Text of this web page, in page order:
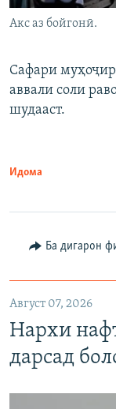
Акс аз бойгонӣ.
Сафари
аввали соли
шудааст.
Идома
Ба дигарон
Август 07, 2026
Нархи
дарсад